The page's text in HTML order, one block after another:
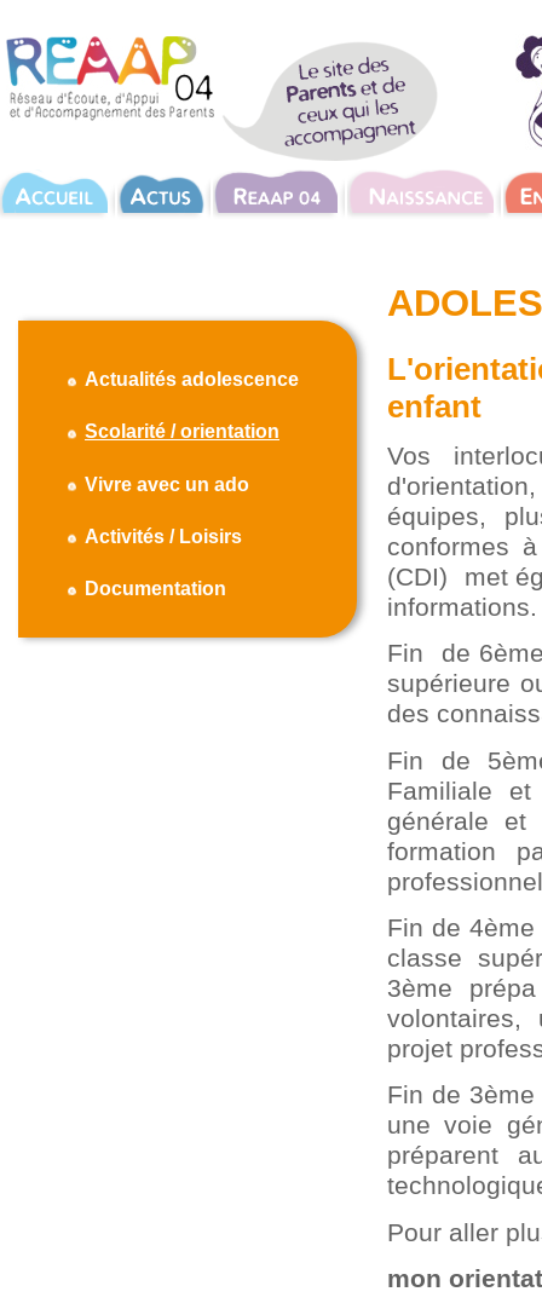
Actualités adolescence
Scolarité / orientation
Vivre avec un ado
Activités / Loisirs
Documentation
enfant
Vos
équipes,
conformes
(CDI) met
informations.
Fin de
supérieure
des
Fin de
Familiale
générale et
formation
Fin de
classe
3ème
volontaires,
projet
Fin de
une voie
préparent
Pour aller
mon